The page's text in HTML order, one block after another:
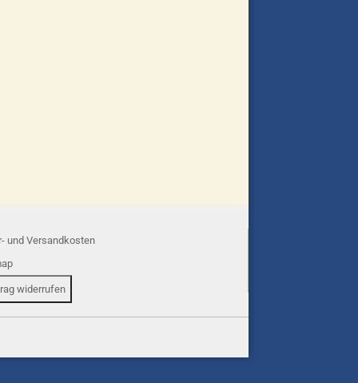
und Versandkosten
widerrufen